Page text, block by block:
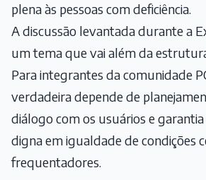
plena às pessoas com deficiência.
A discussão levantada durante a
um tema que vai além da
Para integrantes da comunidade
verdadeira depende de
diálogo com os usuários e
digna em igualdade de condições
frequentadores.